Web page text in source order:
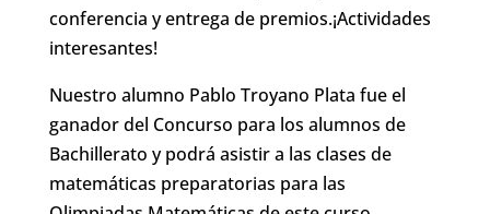
conferencia y entrega de premios.¡Actividades
interesantes!
Nuestro alumno Pablo Troyano Plata fue el
ganador del Concurso para los alumnos de
Bachillerato y podrá asistir a las clases de
matemáticas preparatorias para las